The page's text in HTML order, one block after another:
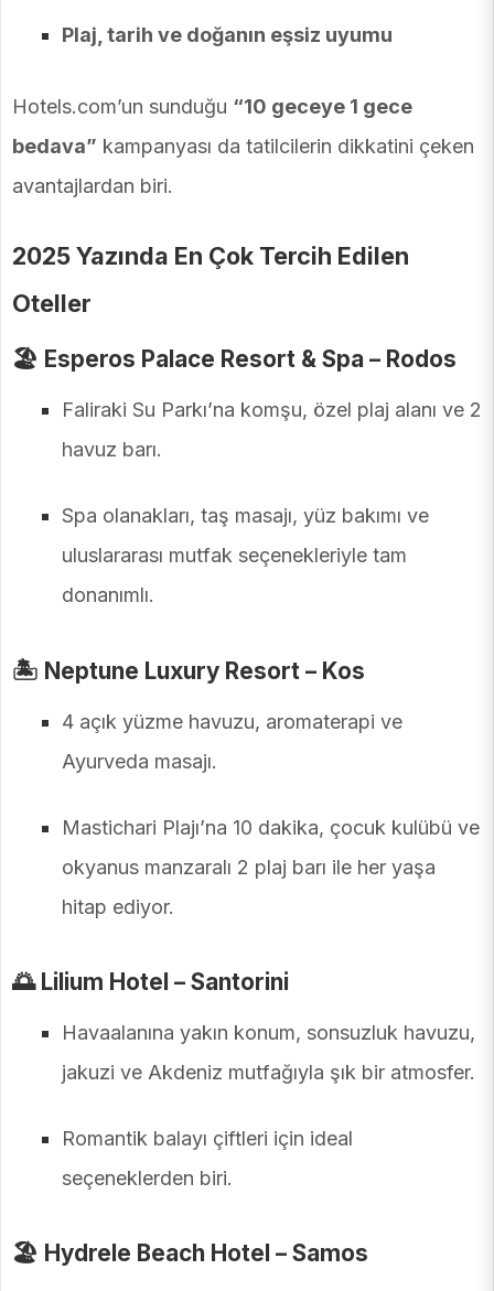
Plaj, tarih ve doğanın eşsiz uyumu
Hotels.com’un sunduğu “10 geceye 1 gece
bedava” kampanyası da tatilcilerin dikkatini çeken
avantajlardan biri.
2025 Yazında En Çok Tercih Edilen
Oteller
🏖️ Esperos Palace Resort & Spa – Rodos
Faliraki Su Parkı’na komşu, özel plaj alanı ve 2
havuz barı.
Spa olanakları, taş masajı, yüz bakımı ve
uluslararası mutfak seçenekleriyle tam
donanımlı.
🏝️ Neptune Luxury Resort – Kos
4 açık yüzme havuzu, aromaterapi ve
Ayurveda masajı.
Mastichari Plajı’na 10 dakika, çocuk kulübü ve
okyanus manzaralı 2 plaj barı ile her yaşa
hitap ediyor.
🌅 Lilium Hotel – Santorini
Havaalanına yakın konum, sonsuzluk havuzu,
jakuzi ve Akdeniz mutfağıyla şık bir atmosfer.
Romantik balayı çiftleri için ideal
seçeneklerden biri.
🏖️ Hydrele Beach Hotel – Samos